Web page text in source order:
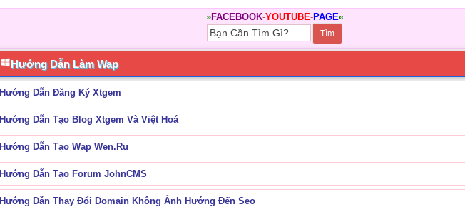
»FACEBOOK-YOUTUBE-PAGE«
Hướng Dẫn Làm Wap
Hướng Dẫn Đăng Ký Xtgem
Hướng Dẫn Tạo Blog Xtgem Và Việt Hoá
Hướng Dẫn Tạo Wap Wen.Ru
Hướng Dẫn Tạo Forum JohnCMS
Hướng Dẫn Thay Đổi Domain Không Ảnh Hướng Đến Seo